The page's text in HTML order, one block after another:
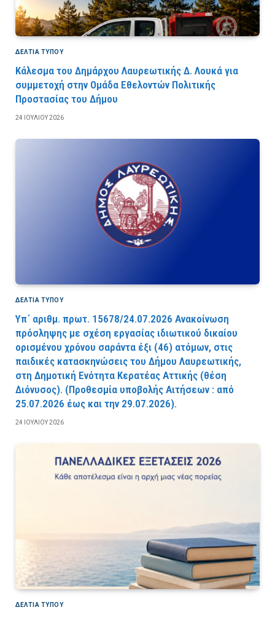
ΔΕΛΤΙΑ ΤΥΠΟΥ
Κάλεσμα του Δημάρχου Λαυρεωτικής Δ. Λουκά για
συμμετοχή στην Ομάδα Εθελοντών Πολιτικής
Προστασίας του Δήμου
24 ΙΟΥΛΊΟΥ 2026
ΔΕΛΤΙΑ ΤΥΠΟΥ
Υπ΄ αριθμ. πρωτ. 15678/24.07.2026 Ανακοίνωση
πρόσληψης με σχέση εργασίας ιδιωτικού δικαίου
ορισμένου χρόνου σαράντα έξι (46) ατόμων, στις
παιδικές κατασκηνώσεις του Δήμου Λαυρεωτικής,
στη Δημοτική Ενότητα Κερατέας Αττικής (θέση
Διόνυσος). (Προθεσμία υποβολής Αιτήσεων : από
25.07.2026 έως και την 29.07.2026).
24 ΙΟΥΛΊΟΥ 2026
ΔΕΛΤΙΑ ΤΥΠΟΥ